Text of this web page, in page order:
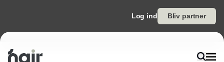
Log ind Bliv partner